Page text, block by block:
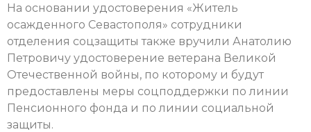
На основании удостоверения «Житель
осажденного Севастополя» сотрудники
отделения соцзащиты также вручили Анатолию
Петровичу удостоверение ветерана Великой
Отечественной войны, по которому и будут
предоставлены меры соцподдержки по линии
Пенсионного фонда и по линии социальной
защиты.